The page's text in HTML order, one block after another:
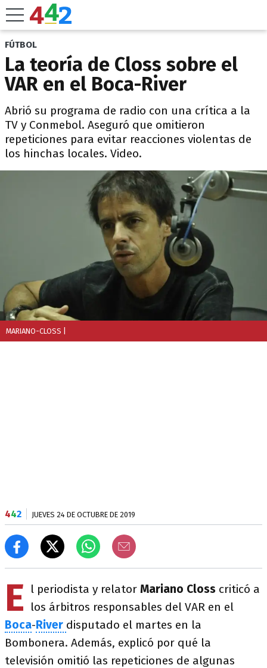
FÚTBOL
La teoría de Closs sobre el
VAR en el Boca-River
Abrió su programa de radio con una crítica a la
TV y Conmebol. Aseguró que omitieron
repeticiones para evitar reacciones violentas de
los hinchas locales. Video.
MARIANO-CLOSS
442 JUEVES 24 DE OCTUBRE DE 2019
E l periodista y relator Mariano Closs criticó a
los árbitros responsables del VAR en el
Boca-River disputado el martes en la
Bombonera. Además, explicó por qué la
televisión omitió las repeticiones de algunas